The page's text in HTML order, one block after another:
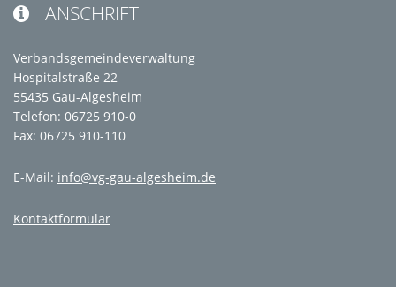
 ANSCHRIFT
Verbandsgemeindeverwaltung
Hospitalstraße 22
55435 Gau-Algesheim
Telefon: 06725 910-0
Fax: 06725 910-110
E-Mail: info@vg-gau-algesheim.de
Kontaktformular